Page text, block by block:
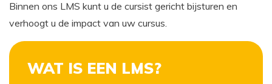
Binnen ons LMS kunt u de cursist gericht bijsturen en
verhoogt u de impact van uw cursus.
WAT IS EEN LMS?